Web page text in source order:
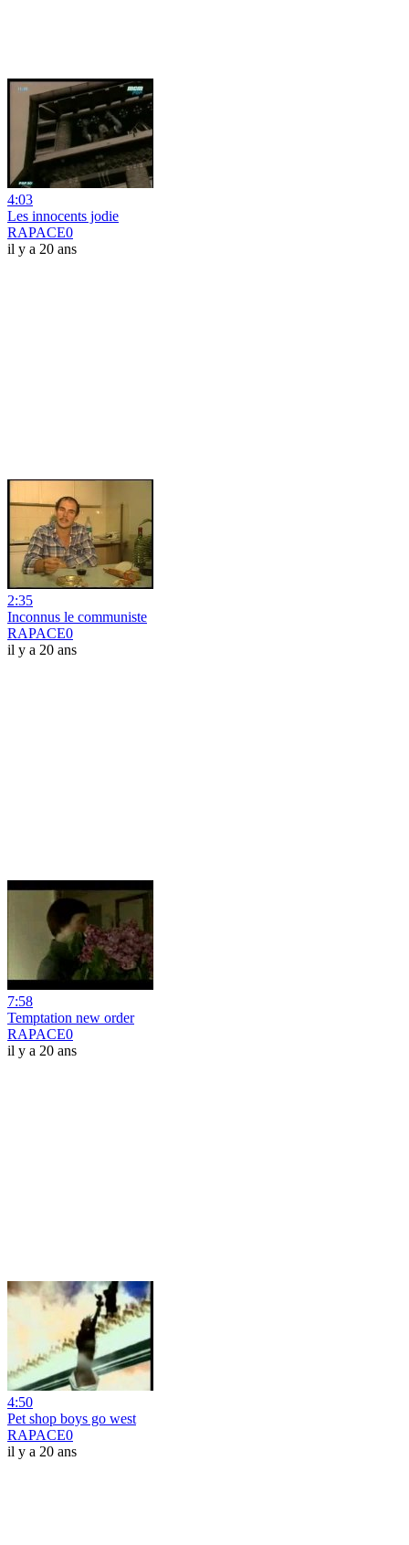
4:03
Les innocents jodie
RAPACE0
il y a 20 ans
2:35
Inconnus le communiste
RAPACE0
il y a 20 ans
7:58
Temptation new order
RAPACE0
il y a 20 ans
4:50
Pet shop boys go west
RAPACE0
il y a 20 ans